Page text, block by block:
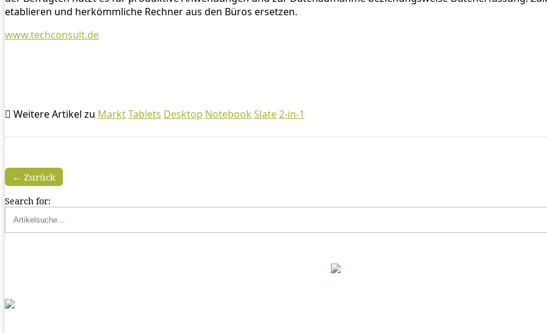
etablieren und herkömmliche Rechner aus den Büros ersetzen.
www.techconsult.de
Weitere Artikel zu MarktTablets Desktop Notebook Slate2-in-1
← Zurück
Search for: